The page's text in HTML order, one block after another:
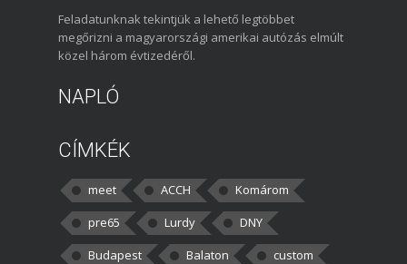
Feladatunknak tekintjük a lehető legtöbbet
megőrizni a magyarországi amerikai autózás elmúlt
közel három évtizedéről.
NAPLÓ
CÍMKÉK
meet ACCH
Komárom
pre65
Lurdy
DNY
Budapest
Balaton
custom